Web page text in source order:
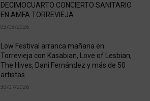
DECIMOCUARTO CONCIERTO SANITARIO
EN AMFA TORREVIEJA
03/08/2026
Low Festival arranca mañana en
Torrevieja con Kasabian, Love of Lesbian,
The Hives, Dani Fernández y más de 50
artistas
30/07/2026